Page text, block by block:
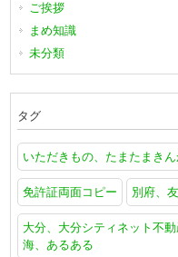
ご挨拶
まめ知識
未分類
タグ
いただきもの、たまたまき
免許証両面コピー 別府、
大分、大分シティネット不
海、あるある